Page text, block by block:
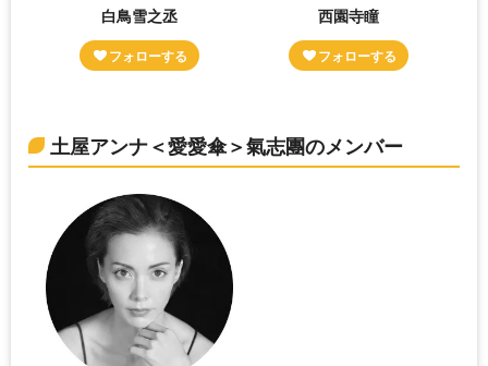
白鳥雪之丞 西園寺瞳
土屋アンナ＜愛愛傘＞氣志團のメンバー